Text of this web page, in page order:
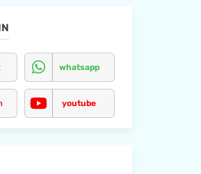
whatsapp
youtube